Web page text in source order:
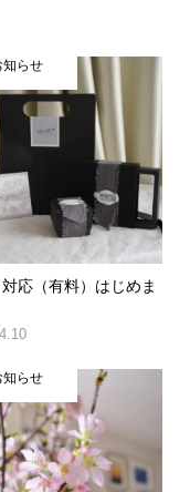
知らせ
応（有料）はじめま
知らせ